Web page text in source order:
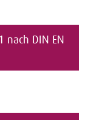
nach DIN EN